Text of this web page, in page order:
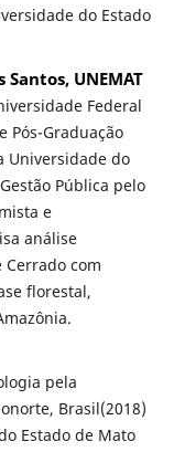
do Estado
UNEMAT
Federal
Pós-Graduação
Universidade do
Pública pelo
e
análise
com
florestal,
pela
Brasil(2018)
Estado de Mato